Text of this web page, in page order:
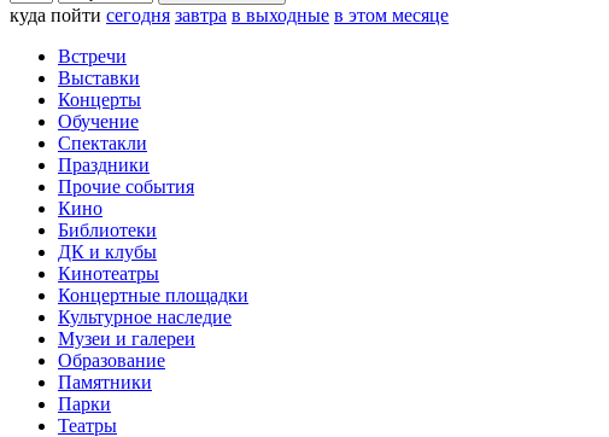
куда пойти сегодня завтра в выходные в этом месяце
Встречи
Выставки
Концерты
Обучение
Спектакли
Праздники
Прочие события
Кино
Библиотеки
ДК и клубы
Кинотеатры
Концертные площадки
Культурное наследие
Музеи и галереи
Образование
Памятники
Парки
Театры